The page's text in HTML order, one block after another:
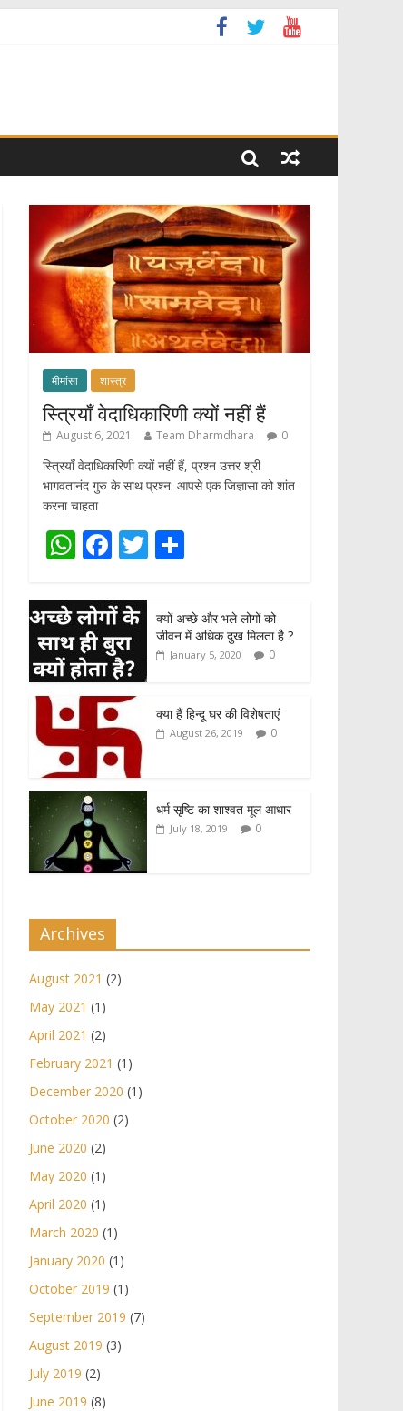
मीमांसा शास्त्र
स्त्रियाँ वेदाधिकारिणी क्यों नहीं हैं
August 6, 2021 Team Dharmdhara 0
स्त्रियाँ वेदाधिकारिणी क्यों नहीं हैं, प्रश्न उत्तर श्री
भागवतानंद गुरु के साथ प्रश्न: आपसे एक जिज्ञासा को शांत
करना चाहता
W
at
s
A
p
p
F
e
b
o
o
k
T
itt
er
ar
e
क्यों अच्छे और भले लोगों को
जीवन में अधिक दुख मिलता है ?
January 5, 2020 0
क्या हैं हिन्दू घर की विशेषताएं
August 26, 2019 0
धर्म सृष्टि का शाश्वत मूल आधार
July 18, 2019 0
Archives
August 2021 (2)
May 2021 (1)
April 2021 (2)
February 2021 (1)
December 2020 (1)
October 2020 (2)
June 2020 (2)
May 2020 (1)
April 2020 (1)
March 2020 (1)
January 2020 (1)
October 2019 (1)
September 2019 (7)
August 2019 (3)
July 2019 (2)
June 2019 (8)